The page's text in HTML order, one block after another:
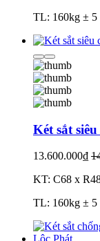
TL: 160kg ± 5
Két sắt
13.600.000₫
KT: C68 x
TL: 160kg ± 5